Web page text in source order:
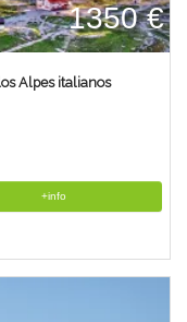
1350 €
Alpes italianos
+info